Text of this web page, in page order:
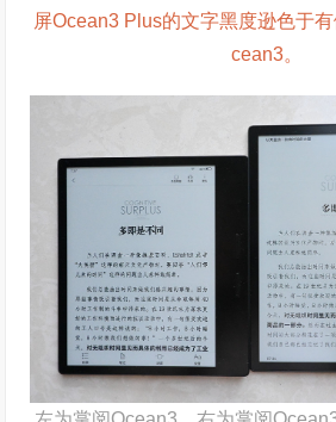
屏Ocean3 Plus的文字黑度逊色于
cean3。